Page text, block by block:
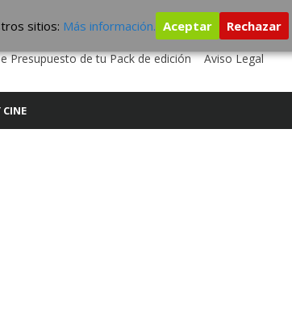
EDITA TU DISCO
ESTUDIO DE GRABACIÓN
Presupuesto de tu Pack de edición
Aviso Legal
CINE
sitios: Más información. Aceptar Rechazar